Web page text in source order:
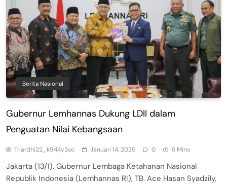
Berita Nasional
Gubernur Lemhannas Dukung LDII dalam
Penguatan Nilai Kebangsaan
Triardhi22_k944y3so Januari 14, 2025 0 5 Mins
Jakarta (13/1). Gubernur Lembaga Ketahanan Nasional
Republik Indonesia (Lemhannas RI), TB. Ace Hasan Syadzily,